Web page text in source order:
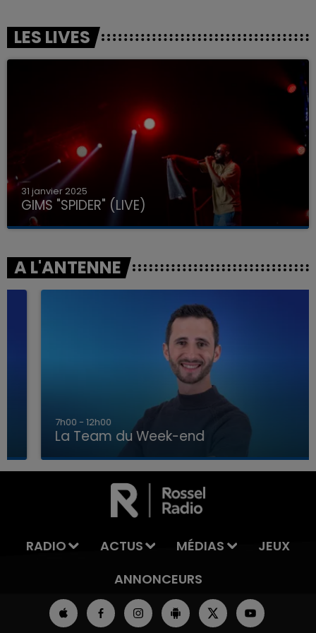
LA TEAM DU WEEK-END
LES LIVES
31 janvier 2025
GIMS "SPIDER" (LIVE)
A L'ANTENNE
7h00 - 12h00
La Team du Week-end
RADIO ACTUS MÉDIAS
JEUX
ANNONCEURS